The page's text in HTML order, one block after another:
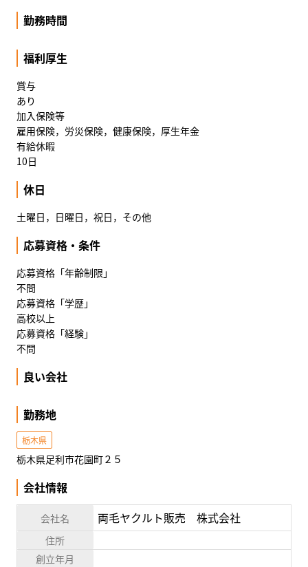
勤務時間
福利厚生
賞与
あり
加入保険等
雇用保険，労災保険，健康保険，厚生年金
有給休暇
10日
休日
土曜日，日曜日，祝日，その他
応募資格・条件
応募資格「年齢制限」
不問
応募資格「学歴」
高校以上
応募資格「経験」
不問
良い会社
勤務地
栃木県
栃木県足利市花園町２５
会社情報
会社名 両毛ヤクルト販売 株式会社
住所
創立年月